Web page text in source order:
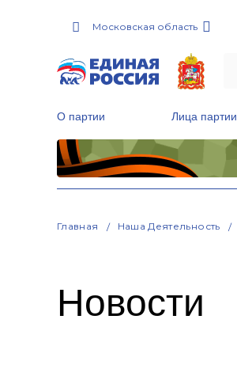
Московская область
О партии Лица партии
Главная Наша Деятельность
Новости